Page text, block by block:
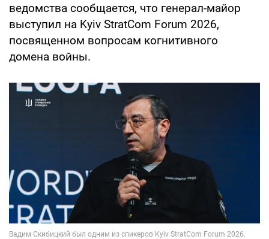
ведомства сообщается, что генерал-майор
выступил на Kyiv StratCom Forum 2026,
посвященном вопросам когнитивного
домена войны.